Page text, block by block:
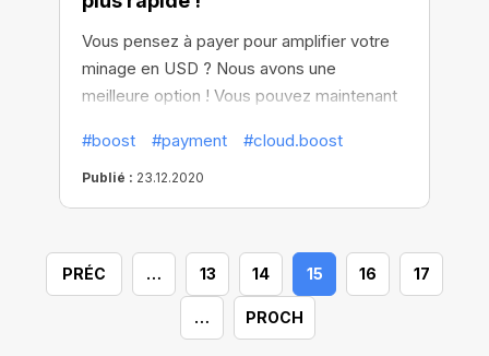
Vous pensez à payer pour amplifier votre
minage en USD ? Nous avons une
meilleure option ! Vous pouvez maintenant
Lorsque vous aurez encaissé vos BTC,
pensez à les réinvestir dans le minage pour
obtenir encore plus de profits par la suite !
bas et minez jusqu'à 15 fois plus vite !
#boost #payment #cloud.boost
Publié : 23.12.2020
PRÉC … 13 14 15 16 17
… PROCH